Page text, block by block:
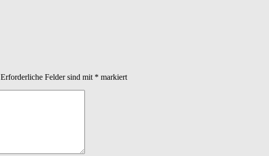
Erforderliche Felder sind mit * markiert